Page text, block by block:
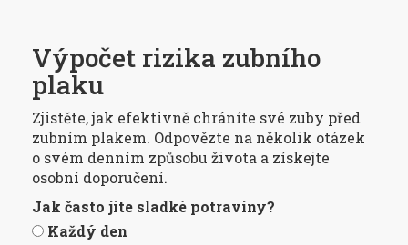
Výpočet rizika zubního
plaku
Zjistěte, jak efektivně chráníte své zuby před
zubním plakem. Odpovězte na několik otázek
o svém denním způsobu života a získejte
osobní doporučení.
Jak často jíte sladké potraviny?
Každý den